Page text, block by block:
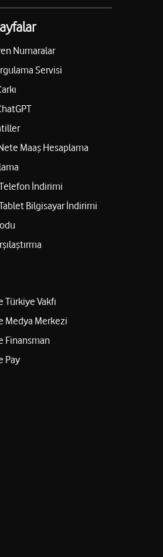
Numaralar
Servisi
Maaş Hesaplama
İndirimi
Bilgisayar İndirimi
Türkiye Vakfı
Medya Merkezi
Finansman
Pay